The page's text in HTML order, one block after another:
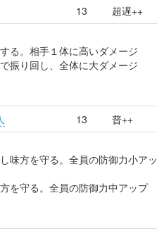
13 超遅++
る。相手１体に高いダメージ
振り回し、全体に大ダメージ
13 普++
味方を守る。全員の防御力小アッ
を守る。全員の防御力中アップ